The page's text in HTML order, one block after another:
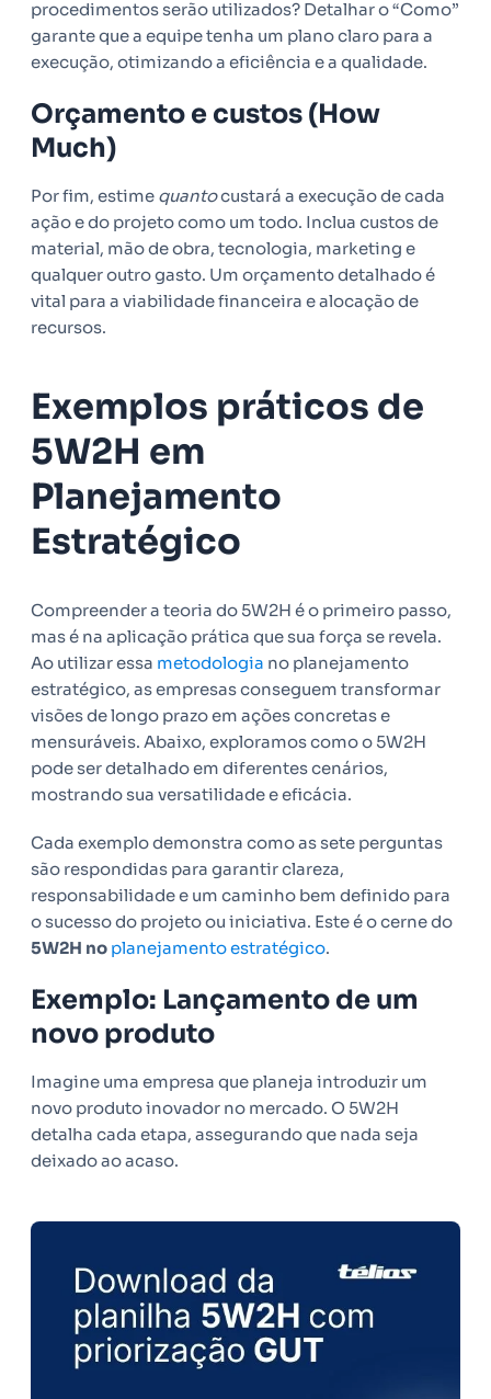
procedimentos serão utilizados? Detalhar o “Como”
garante que a equipe tenha um plano claro para a
execução, otimizando a eficiência e a qualidade.
Orçamento e custos (How
Much)
Por fim, estime quantocustará a execução de cada
ação e do projeto como um todo. Inclua custos de
material, mão de obra, tecnologia, marketing e
qualquer outro gasto. Um orçamento detalhado é
vital para a viabilidade financeira e alocação de
recursos.
Exemplos práticos de
5W2H em
Planejamento
Estratégico
Compreender a teoria do 5W2H é o primeiro passo,
mas é na aplicação prática que sua força se revela.
Ao utilizar essa metodologia no planejamento
estratégico, as empresas conseguem transformar
visões de longo prazo em ações concretas e
mensuráveis. Abaixo, exploramos como o 5W2H
pode ser detalhado em diferentes cenários,
mostrando sua versatilidade e eficácia.
Cada exemplo demonstra como as sete perguntas
são respondidas para garantir clareza,
responsabilidade e um caminho bem definido para
o sucesso do projeto ou iniciativa. Este é o cerne do
5W2H no planejamento estratégico.
Exemplo: Lançamento de um
novo produto
Imagine uma empresa que planeja introduzir um
novo produto inovador no mercado. O 5W2H
detalha cada etapa, assegurando que nada seja
deixado ao acaso.